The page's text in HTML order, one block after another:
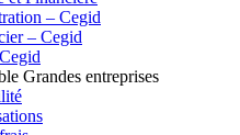
– Cegid
– Cegid
Grandes entreprises